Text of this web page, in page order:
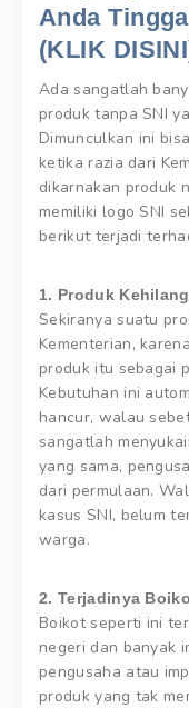
Anda
(KLIK
Ada sangatlah
produk tanpa SNI
Dimunculkan ini
ketika razia dari
dikarnakan produk
memiliki logo SNI
berikut terjadi
1. Produk
Sekiranya suatu
Kementerian,
produk itu sebagai
Kebutuhan ini
hancur, walau
sangatlah
yang sama,
dari permulaan.
kasus SNI, belum
warga.
2. Terjadinya
Boikot seperti ini
negeri dan banyak
pengusaha atau
produk yang tak